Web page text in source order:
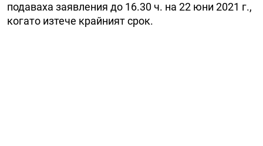
подаваха заявления до 16.30 ч. на 22 юни 2021 г.,
когато изтече крайният срок.